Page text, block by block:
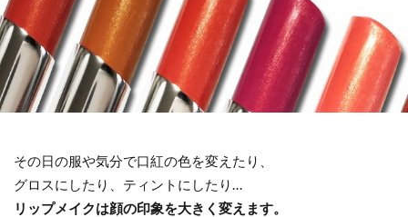
その日の服や気分で口紅の色を変えたり、
グロスにしたり、ティントにしたり…
リップメイクは顔の印象を大きく変えます。